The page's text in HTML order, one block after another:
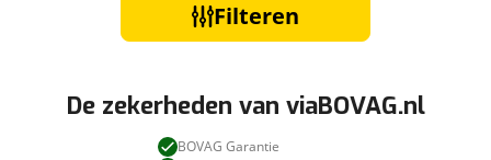
Filteren
De zekerheden van viaBOVAG.nl
BOVAG Garantie